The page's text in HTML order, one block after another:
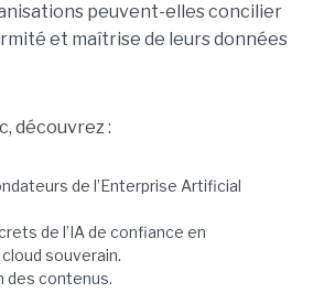
peuvent-elles concilier
et maîtrise de leurs données
découvrez :
de l’Enterprise Artificial
de l’IA de confiance en
souverain.
des contenus.